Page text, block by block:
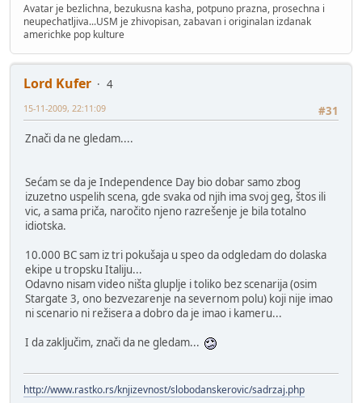
Avatar je bezlichna, bezukusna kasha, potpuno prazna, prosechna i
neupechatljiva...USM je zhivopisan, zabavan i originalan izdanak
americhke pop kulture
Lord Kufer
4
#31
15-11-2009, 22:11:09
Znači da ne gledam....
Sećam se da je Independence Day bio dobar samo zbog
izuzetno uspelih scena, gde svaka od njih ima svoj geg, štos ili
vic, a sama priča, naročito njeno razrešenje je bila totalno
idiotska.
10.000 BC sam iz tri pokušaja u speo da odgledam do dolaska
ekipe u tropsku Italiju...
Odavno nisam video ništa gluplje i toliko bez scenarija (osim
Stargate 3, ono bezvezarenje na severnom polu) koji nije imao
ni scenario ni režisera a dobro da je imao i kameru...
I da zaključim, znači da ne gledam...
http://www.rastko.rs/knjizevnost/slobodanskerovic/sadrzaj.php